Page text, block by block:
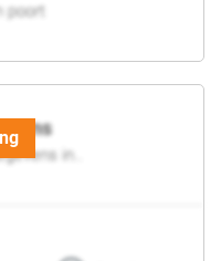
poort
in..